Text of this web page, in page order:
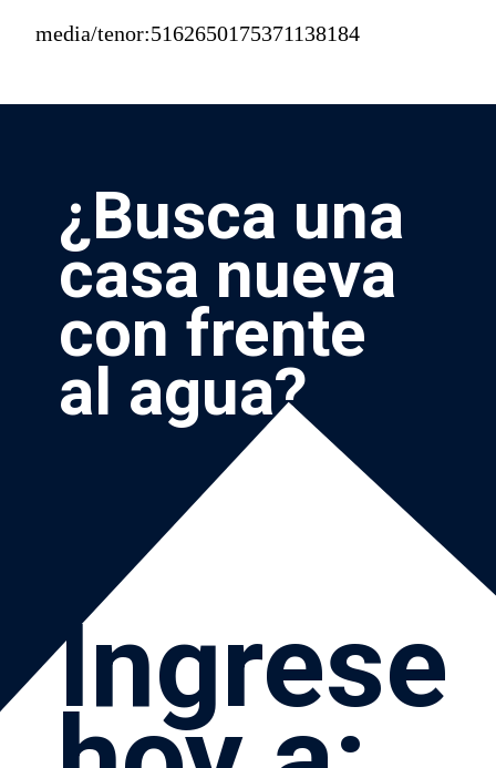
media/tenor:5162650175371138184
Ingrese
¿Busca una
casa nueva
con frente
al agua?